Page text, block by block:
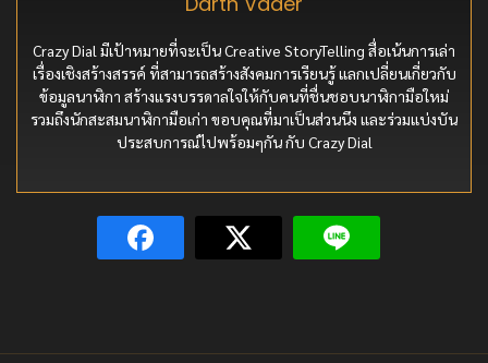
Crazy Dial มีเป้าหมายที่จะเป็น Creative StoryTelling สื่อเน้นการเล่า
เรื่องเชิงสร้างสรรค์ ที่สามารถสร้างสังคมการเรียนรู้ แลกเปลี่ยนเกี่ยวกับ
ข้อมูลนาฬิกา สร้างแรงบรรดาลใจให้กับคนที่ชื่นชอบนาฬิกามือใหม่
รวมถึงนักสะสมนาฬิกามือเก่า ขอบคุณที่มาเป็นส่วนนึง และร่วมแบ่งบัน
ประสบการณ์ไปพร้อมๆกัน กับ Crazy Dial